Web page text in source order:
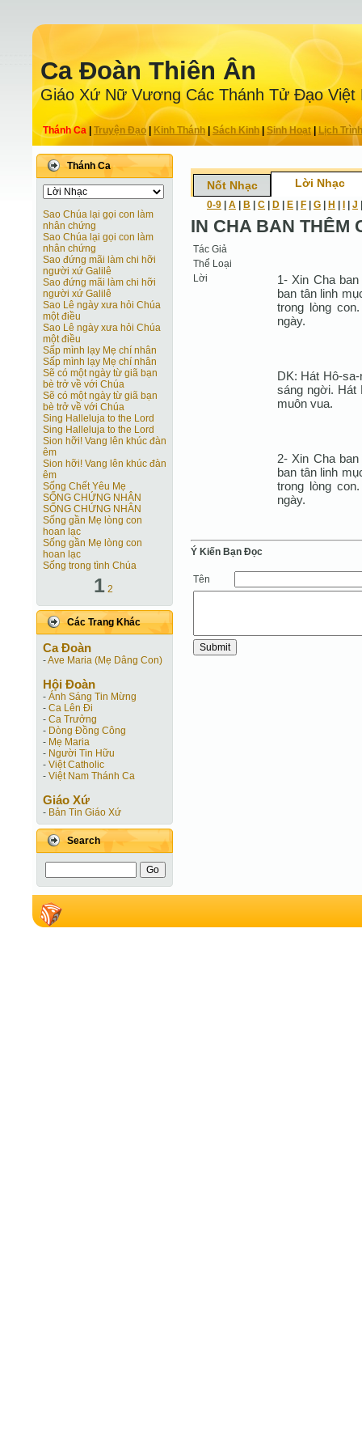
Ca Ðoàn Thiên Ân
Giáo Xứ Nữ Vương Các Thánh Tử Ðạo Việt
Thánh Ca Truyện Ðạo| Kinh Thánh Sách Kinh|Sinh Hoạt| Lịch Trình
Thánh Ca
Sao Chúa lại gọi con làm
nhân chứng
Sao Chúa lại gọi con làm
nhân chứng
Sao đứng mãi làm chi hỡi
người xứ Galilê
Sao đứng mãi làm chi hỡi
người xứ Galilê
Sao Lê ngày xưa hỏi Chúa
một điều
Sao Lê ngày xưa hỏi Chúa
một điều
Sấp mình lạy Mẹ chí nhân
Sấp mình lạy Mẹ chí nhân
Sẽ có một ngày từ giã bạn
bè trở về với Chúa
Sẽ có một ngày từ giã bạn
bè trở về với Chúa
Sing Halleluja to the Lord
Sing Halleluja to the Lord
Sion hỡi! Vang lên khúc đàn
êm
Sion hỡi! Vang lên khúc đàn
êm
Sống Chết Yêu Mẹ
SỐNG CHỨNG NHÂN
SỐNG CHỨNG NHÂN
Sống gần Mẹ lòng con
hoan lạc
Sống gần Mẹ lòng con
hoan lạc
Sống trong tình Chúa
1 2
Các Trang Khác
Ca Ðoàn
-Ave Maria (Mẹ Dâng Con)
Hội Ðoàn
- Ánh Sáng Tin Mừng
- Ca Lên Đi
- Ca Trưởng
- Dòng Đồng Công
- Mẹ Maria
- Người Tin Hữu
- Việt Catholic
- Việt Nam Thánh Ca
Giáo Xứ
- Bản Tin Giáo Xứ
Search
Nốt Nhạc Lời Nhạc
0-9 A B C D E F G H J
IN CHA BAN THÊM
Tác Giả
Thể Loại
Lời
1- Xin Cha
ban tân linh
trong lòng
ngày.
DK: Hát Hô-
sáng ngời. Hát
muôn vua.
2- Xin Cha
ban tân linh
trong lòng
ngày.
Ý Kiến Bạn Ðọc
Tên